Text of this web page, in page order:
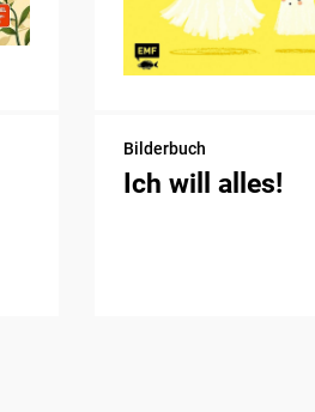
Bilderbuch
Ich will alles!